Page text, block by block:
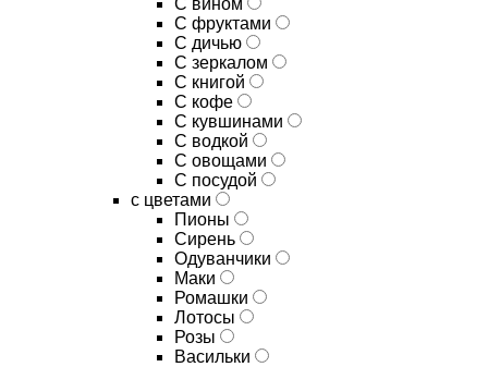
C вином
C фруктами
C дичью
C зеркалом
C книгой
C кофе
C кувшинами
C водкой
C овощами
C посудой
с цветами
Пионы
Сирень
Одуванчики
Маки
Ромашки
Лотосы
Розы
Васильки